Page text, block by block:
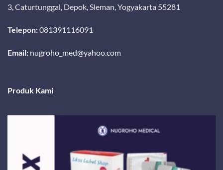
3, Caturtunggal, Depok, Sleman, Yogyakarta 55281
Telepon:081391116091
Email: nugroho_med@yahoo.com
Produk Kami